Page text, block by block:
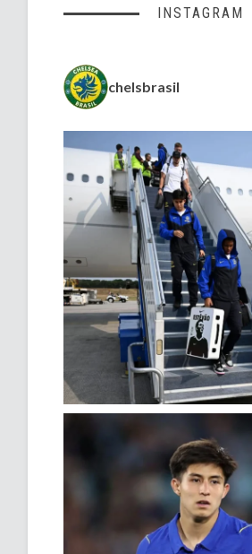
INSTAGRAM
chelsbrasil